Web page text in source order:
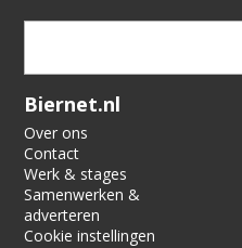
Verification code:
Biernet.nl
Over ons
Contact
Werk & stages
Samenwerken &
adverteren
Cookie instellingen